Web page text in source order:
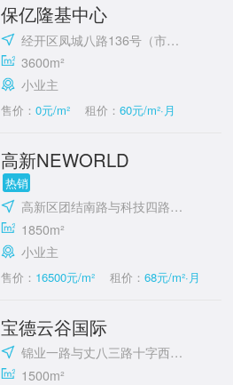
保亿隆基中心
经开区凤城八路136号（市政府对面）
3600m²
小业主
售价：0元/m² 租价： 60元/m²·月
高新NEWORLD
热销
高新区团结南路与科技四路十字东北角
1850m²
小业主
售价： 16500元/m² 租价： 68元/m²·月
宝德云谷国际
锦业一路与丈八三路十字西南角
1500m²